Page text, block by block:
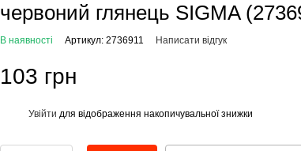
червоний глянець SIGMA
В наявності Артикул: 2736911 Написати відгук
103 грн
Увійти для відображення накопичувальної знижки